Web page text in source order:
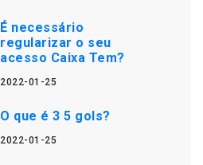
É necessário
regularizar o seu
acesso Caixa Tem?
2022-01-25
O que é 3 5 gols?
2022-01-25